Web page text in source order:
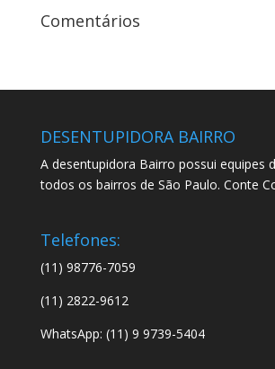
Comentários
DESENTUPIDORA BAIRRO
A desentupidora Bairro possui equipes
todos os bairros de São Paulo. Conte
Telefones:
(11) 98776-7059
(11) 2822-9612
WhatsApp: (11) 9 9739-5404